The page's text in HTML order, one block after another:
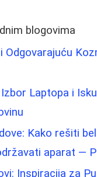
blogovima
Odgovarajuću
Laptopa i
Kako rešiti
aparat —
Inspiracija za